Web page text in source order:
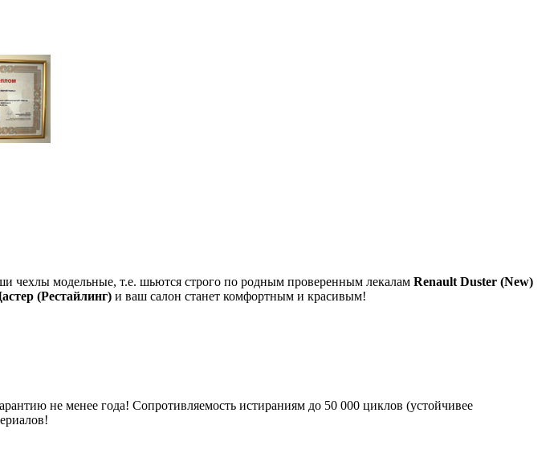
чехлы модельные, т.е. шьются строго по родным проверенным лекалам Renault Duster (New)
(Рестайлинг) и ваш салон станет комфортным и красивым!
не менее года! Сопротивляемость истираниям до 50 000 циклов (устойчивее